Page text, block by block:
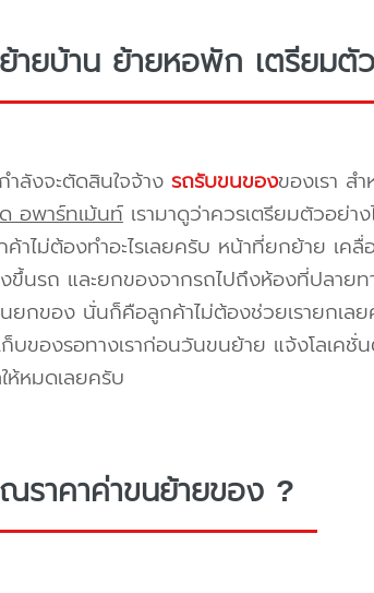
ายบ้าน ย้ายหอพัก เตรียมตั
ลังจะตัดสินใจจ้าง รถรับขนของของเรา ส
อพาร์ทเม้นท์เรามาดูว่าควรเตรียมตัวอย่า
ค้าไม่ต้องทำอะไรเลยครับ หน้าที่ยกย้าย เค
ขึ้นรถ และยกของจากรถไปถึงห้องที่ปลาย
ยกของ นั่นก็คือลูกค้าไม่ต้องช่วยเรายกเล
บของรอทางเราก่อนวันขนย้าย แจ้งโลเคชั่
ห้หมดเลยครับ
ราคาค่าขนย้ายของ ?